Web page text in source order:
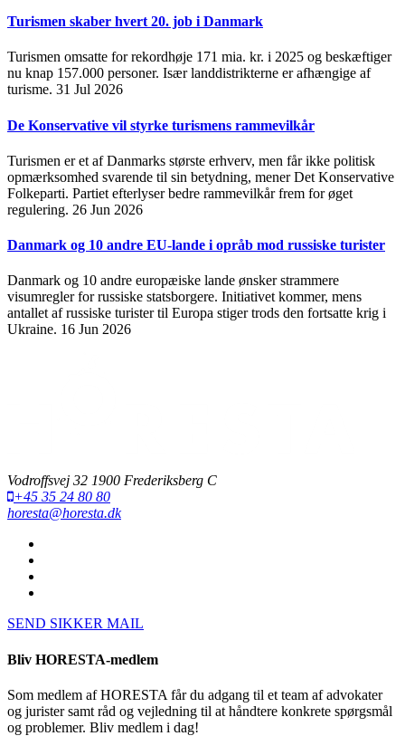
Turismen skaber hvert 20. job i Danmark
Turismen omsatte for rekordhøje 171 mia. kr. i 2025 og beskæftiger
nu knap 157.000 personer. Især landdistrikterne er afhængige af
turisme. 31 Jul 2026
De Konservative vil styrke turismens rammevilkår
Turismen er et af Danmarks største erhverv, men får ikke politisk
opmærksomhed svarende til sin betydning, mener Det Konservative
Folkeparti. Partiet efterlyser bedre rammevilkår frem for øget
regulering. 26 Jun 2026
Danmark og 10 andre EU-lande i opråb mod russiske turister
Danmark og 10 andre europæiske lande ønsker strammere
visumregler for russiske statsborgere. Initiativet kommer, mens
antallet af russiske turister til Europa stiger trods den fortsatte krig i
Ukraine. 16 Jun 2026
Vodroffsvej 32 1900 Frederiksberg C
+45 35 24 80 80
horesta@horesta.dk
SEND SIKKER MAIL
Bliv HORESTA-medlem
Som medlem af HORESTA får du adgang til et team af advokater
og jurister samt råd og vejledning til at håndtere konkrete spørgsmål
og problemer. Bliv medlem i dag!